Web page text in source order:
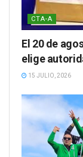
CTA-A
El 20 de
elige
15 JULIO, 2026